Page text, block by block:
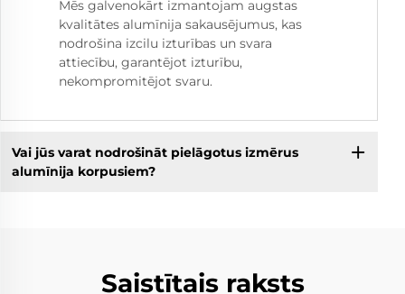
Mēs galvenokārt izmantojam augstas
kvalitātes alumīnija sakausējumus, kas
nodrošina izcilu izturības un svara
attiecību, garantējot izturību,
nekompromitējot svaru.
Vai jūs varat nodrošināt pielāgotus izmērus
alumīnija korpusiem?
Saistītais raksts